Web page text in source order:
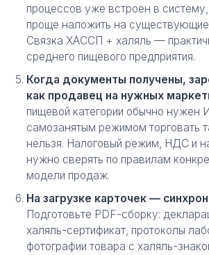
процессов уже встроен в
проще наложить на
Связка ХАССП + халяль —
среднего пищевого предприятия.
Когда документы получены,
как продавец на нужных
пищевой категории обычно
самозанятым режимом торговать
нельзя. Налоговый режим, НДС и
нужно сверять по правилам
модели продаж.
На загрузке карточек —
Подготовьте PDF-сборку:
халяль-сертификат, протоколы
фотографии товара с халяль-